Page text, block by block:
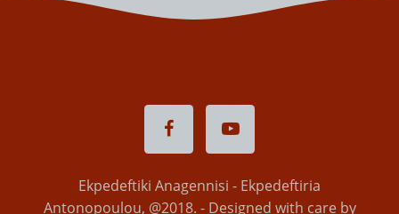
Ekpedeftiki Anagennisi - Ekpedeftiria
Antonopoulou, @2018. - Designed with care by